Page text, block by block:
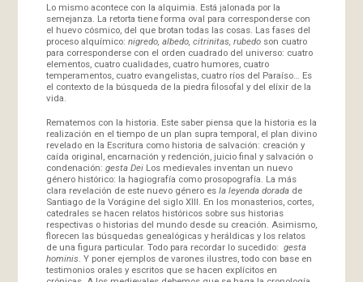
Lo mismo acontece con la alquimia. Está jalonada por la
semejanza. La retorta tiene forma oval para corresponderse con
el huevo cósmico, del que brotan todas las cosas. Las fases del
proceso alquímico: nigredo, albedo, citrinitas, rubedo son cuatro
para corresponderse con el orden cuadrado del universo: cuatro
elementos, cuatro cualidades, cuatro humores, cuatro
temperamentos, cuatro evangelistas, cuatro ríos del Paraíso… Es
el contexto de la búsqueda de la piedra filosofal y del elíxir de la
vida.
Rematemos con la historia. Este saber piensa que la historia es la
realización en el tiempo de un plan supra temporal, el plan divino
revelado en la Escritura como historia de salvación: creación y
caída original, encarnación y redención, juicio final y salvación o
condenación: gesta DeiLos medievales inventan un nuevo
género histórico: la hagiografía como prosopografía. La más
clara revelación de este nuevo género es la leyenda dorada de
Santiago de la Vorágine del siglo XIII. En los monasterios, cortes,
catedrales se hacen relatos históricos sobre sus historias
respectivas o historias del mundo desde su creación. Asimismo,
florecen las búsquedas genealógicas y heráldicas y los relatos
de una figura particular. Todo para recordar lo sucedido: gesta
hominis . Y poner ejemplos de varones ilustres, todo con base en
testimonios orales y escritos que se hacen explícitos en